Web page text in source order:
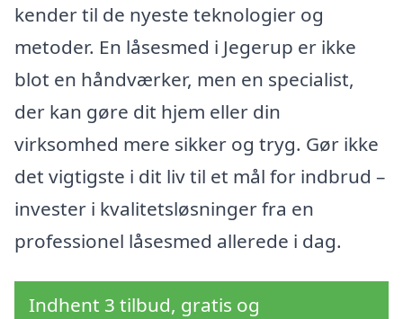
kender til de nyeste teknologier og
metoder. En låsesmed i Jegerup er ikke
blot en håndværker, men en specialist,
der kan gøre dit hjem eller din
virksomhed mere sikker og tryg. Gør ikke
det vigtigste i dit liv til et mål for indbrud –
invester i kvalitetsløsninger fra en
professionel låsesmed allerede i dag.
Indhent 3 tilbud, gratis og